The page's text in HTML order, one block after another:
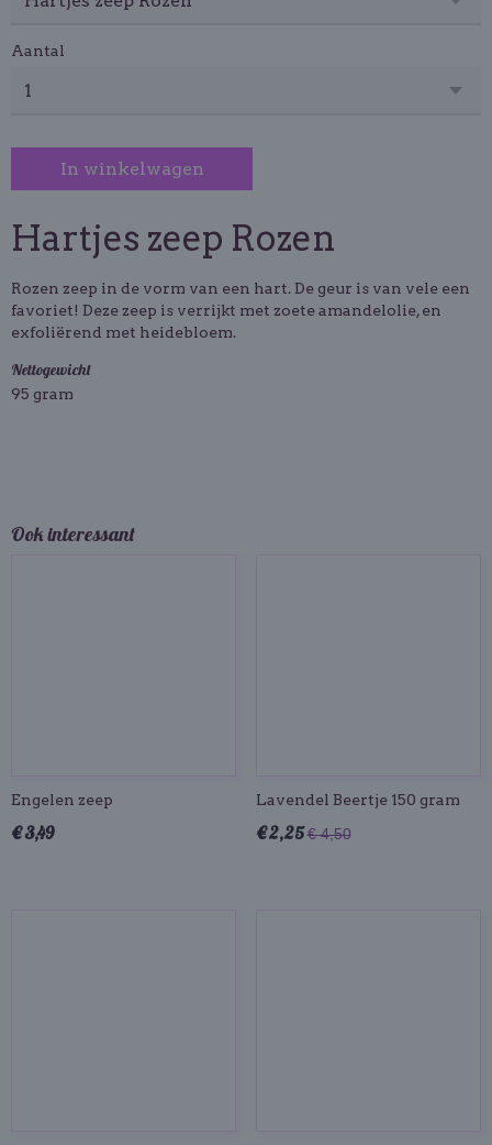
Aantal
In winkelwagen
Hartjes zeep Rozen
Rozen zeep in de vorm van een hart. De geur is van vele een
favoriet! Deze zeep is verrijkt met zoete amandelolie, en
exfoliërend met heidebloem.
Nettogewicht
95 gram
Ook interessant
Engelen zeep
€ 3,49
Lavendel Beertje 150 gram
€ 2,25€ 4,50